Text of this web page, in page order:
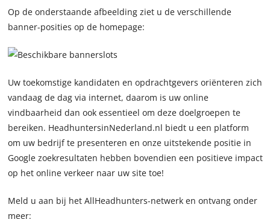
Op de onderstaande afbeelding ziet u de verschillende
banner-posities op de homepage:
Uw toekomstige kandidaten en opdrachtgevers oriënteren zich
vandaag de dag via internet, daarom is uw online
vindbaarheid dan ook essentieel om deze doelgroepen te
bereiken. HeadhuntersinNederland.nl biedt u een platform
om uw bedrijf te presenteren en onze uitstekende positie in
Google zoekresultaten hebben bovendien een positieve impact
op het online verkeer naar uw site toe!
Meld u aan bij het AllHeadhunters-netwerk en ontvang onder
meer: